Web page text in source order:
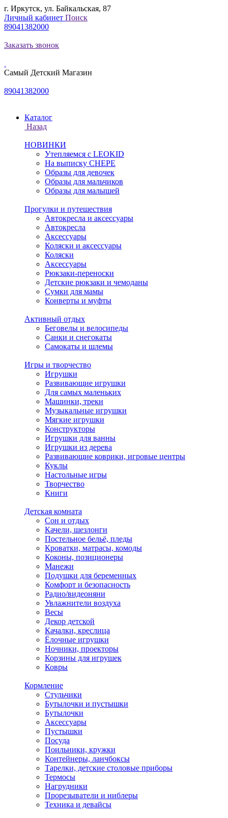
г. Иркутск, ул. Байкальская, 87
Личный кабинет Поиск
89041382000
Заказать звонок
Самый Детский Магазин
89041382000
Каталог
Назад
НОВИНКИ
Утепляемся с LEOKID
На выписку CHEPE
Образы для девочек
Образы для мальчиков
Образы для малышей
Прогулки и путешествия
Автокресла и аксессуары
Автокресла
Аксессуары
Коляски и аксессуары
Коляски
Аксессуары
Рюкзаки-переноски
Детские рюкзаки и чемоданы
Сумки для мамы
Конверты и муфты
Активный отдых
Беговелы и велосипеды
Санки и снегокаты
Самокаты и шлемы
Игры и творчество
Игрушки
Развивающие игрушки
Для самых маленьких
Машинки, треки
Музыкальные игрушки
Мягкие игрушки
Конструкторы
Игрушки для ванны
Игрушки из дерева
Развивающие коврики, игровые центры
Куклы
Настольные игры
Творчество
Книги
Детская комната
Сон и отдых
Качели, шезлонги
Постельное бельё, пледы
Кроватки, матрасы, комоды
Коконы, позиционеры
Манежи
Подушки для беременных
Комфорт и безопасность
Радио/видеоняни
Увлажнители воздуха
Весы
Декор детской
Качалки, креслица
Ёлочные игрушки
Ночники, проекторы
Корзины для игрушек
Ковры
Кормление
Стульчики
Бутылочки и пустышки
Бутылочки
Аксессуары
Пустышки
Посуда
Поильники, кружки
Контейнеры, ланчбоксы
Тарелки, детские столовые приборы
Термосы
Нагрудники
Прорезыватели и ниблеры
Техника и девайсы